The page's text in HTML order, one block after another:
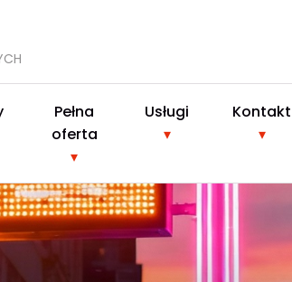
Pełna
oferta
Usługi Kontakt